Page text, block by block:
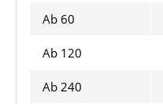
Ab 60
Ab 120
Ab 240